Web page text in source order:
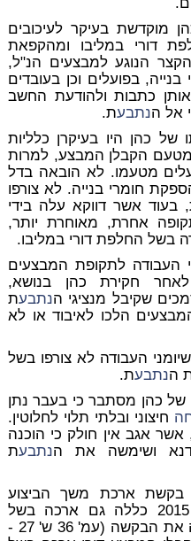
מוקדשת בעיקר לעיכובים
דורי במליבו ומהקפאת
הנוגע למבצעים הנ"ל,
בפועלים וכן בעובדים
לאותן כתבות ולהודעת החשב
אל הנתבעת.
של כהן היו בעיקרן כלליות
מטעם הקבלן המבצע, למרות
מטעמו. לא הובאה בדל
חומרי בנייה. לא צורפו
בעוד אשר דווקא עלה בידי
אחרת, מאוחרת יותר,
בשל החלפת דורי במליבו.
העבודה לתקופת המבצעים
חקירת כהן בנושא,
שקיבל מנציגי הנתבעת
הלכו לאיבוד או לא
העבודה לא צורפו בשל
הנתבעת.
של כהן מסתבר כי בעבר נתן
חיצוני ובלתי תלוי לחלוטין.
אשר אגב אין חולק כי הוכנה
ושימשה את הנתבעת
בקשת ארכת משך הביצוע
ת בשנת 2015 כללה גם ארכה בשל
ת דחתה את הבקשה (עמ' 36 ש' 27 -